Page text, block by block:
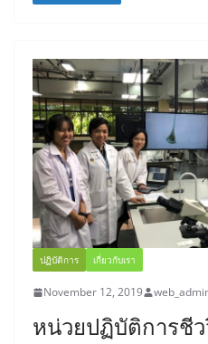
ปฏิบัติการ เกี่ยวกับเรา
November 12, 2019
หน่วยปฏิบัติการชี